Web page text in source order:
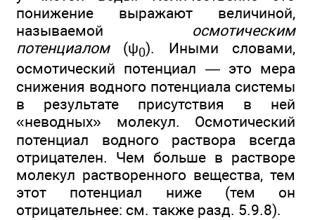
понижение выражают величиной,
называемой осмотическим
потенциалом(ψ0). Иными словами,
осмотический потенциал — это мера
снижения водного потенциала системы
в результате присутствия в ней
«неводных» молекул. Осмотический
потенциал водного раствора всегда
отрицателен. Чем больше в растворе
молекул растворенного вещества, тем
этот потенциал ниже (тем он
отрицательнее: см. также разд. 5.9.8).